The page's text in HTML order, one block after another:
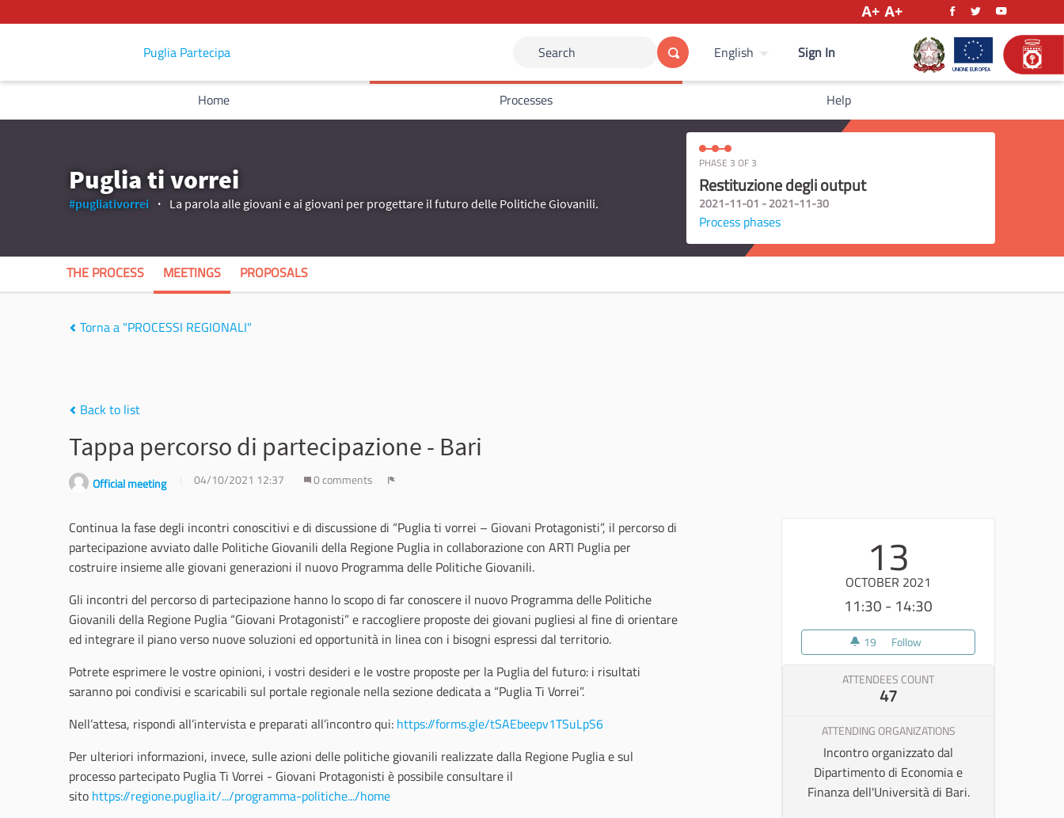
Puglia Partecipa Search English Sign In
Home Processes Help
Puglia ti vorrei
#pugliativorrei La parola alle giovani e ai giovani per progettare il futuro delle Politiche Giovanili.
PHASE 3 OF 3
Restituzione degli output
2021-11-01 - 2021-11-30
Process phases
THE PROCESS MEETINGS PROPOSALS
Torna a "PROCESSI REGIONALI"
Back to list
Tappa percorso di partecipazione - Bari
Official meeting 04/10/2021 12:37 0 comments
13
OCTOBER 2021
11:30 - 14:30
19 19 followers
Follow
ATTENDEES COUNT
47
ATTENDING ORGANIZATIONS
Incontro organizzato dal
Dipartimento di Economia e
Finanza dell'Università di Bari.
Continua la fase degli incontri conoscitivi e di discussione di “Puglia ti vorrei – Giovani Protagonisti”, il percorso di
partecipazione avviato dalle Politiche Giovanili della Regione Puglia in collaborazione con ARTI Puglia per
costruire insieme alle giovani generazioni il nuovo Programma delle Politiche Giovanili.
Gli incontri del percorso di partecipazione hanno lo scopo di far conoscere il nuovo Programma delle Politiche
Giovanili della Regione Puglia “Giovani Protagonisti” e raccogliere proposte dei giovani pugliesi al fine di orientare
ed integrare il piano verso nuove soluzioni ed opportunità in linea con i bisogni espressi dal territorio.
Potrete esprimere le vostre opinioni, i vostri desideri e le vostre proposte per la Puglia del futuro: i risultati
saranno poi condivisi e scaricabili sul portale regionale nella sezione dedicata a “Puglia Ti Vorrei”.
Nell’attesa, rispondi all’intervista e preparati all’incontro qui: https://forms.gle/tSAEbeepv1TSuLpS6
Per ulteriori informazioni, invece, sulle azioni delle politiche giovanili realizzate dalla Regione Puglia e sul
processo partecipato Puglia Ti Vorrei - Giovani Protagonisti è possibile consultare il
sito https://regione.puglia.it/.../programma-politiche.../home